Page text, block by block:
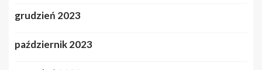
grudzień 2023
październik 2023